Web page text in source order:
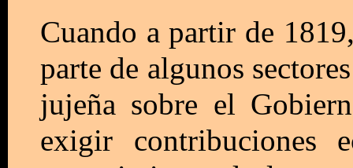
Cuando a partir de
parte de algunos
jujeña sobre el
exigir contribuciones